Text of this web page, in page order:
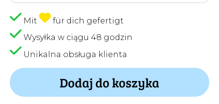
Mit
für dich gefertigt
Wysyłka w ciągu 48 godzin
Unikalna obsługa klienta
Dodaj do koszyka